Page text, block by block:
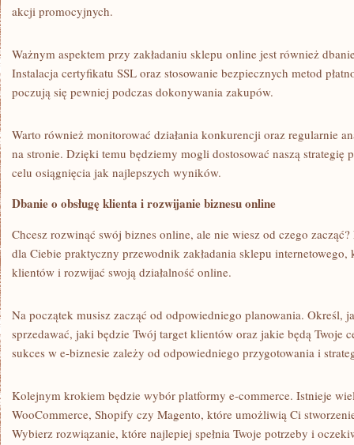
akcji promocyjnych.
Ważnym aspektem przy zakładaniu sklepu online jest również
Instalacja certyfikatu SSL oraz stosowanie bezpiecznych metod
poczują się pewniej podczas dokonywania zakupów.
Warto również monitorować działania konkurencji oraz regularnie
na stronie. Dzięki temu będziemy mogli⁤ dostosować naszą
celu osiągnięcia jak najlepszych wyników.
Dbanie o obsługę⁤ klienta i rozwijanie biznesu online
Chcesz rozwinąć swój biznes online, ale ‍nie ⁣wiesz od​ czego
dla Ciebie praktyczny przewodnik ​zakładania sklepu
klientów i⁤ rozwijać swoją działalność online.
Na początek musisz zacząć od odpowiedniego planowania. Określ,
sprzedawać, jaki będzie Twój target klientów oraz jakie będą‍ Twoje
sukces w e-biznesie zależy od⁤ odpowiedniego przygotowania i
Kolejnym krokiem będzie wybór platformy e-commerce. Istnieje
WooCommerce, ​Shopify czy Magento, które umożliwią Ci
Wybierz rozwiązanie, które najlepiej spełnia Twoje potrzeby ⁢i